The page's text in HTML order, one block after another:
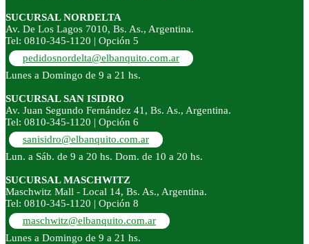
SUCURSAL NORDELTA
Av. De Los Lagos 7010, Bs. As., Argentina.
Tel: 0810-345-1120 | Opción 5
pedidosnordelta@elbanquito.com.ar
Lunes a Domingo de 9 a 21 hs.
SUCURSAL SAN ISIDRO
Av. Juan Segundo Fernández 41, Bs. As., Argentina.
Tel: 0810-345-1120 | Opción 6
sanisidro@elbanquito.com.ar
Lun. a Sáb. de 9 a 20 hs. Dom. de 10 a 20 hs.
SUCURSAL MASCHWITZ
Maschwitz Mall - Local 14, Bs. As., Argentina.
Tel: 0810-345-1120 | Opción 8
maschwitz@elbanquito.com.ar
Lunes a Domingo de 9 a 21 hs.